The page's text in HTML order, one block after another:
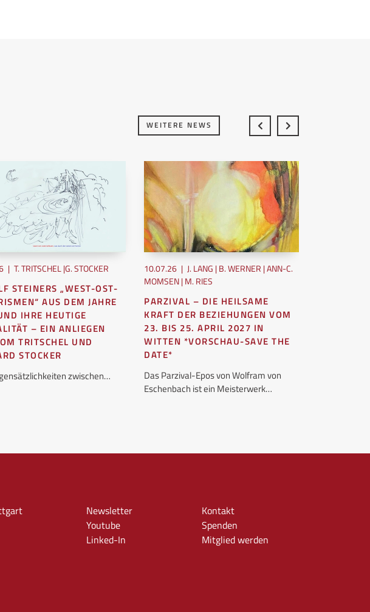
| T. TRITSCHEL |G. STOCKER
STEINERS „WEST-OST-
AUS DEM JAHRE
IHRE HEUTIGE
– EIN ANLIEGEN
TRITSCHEL UND
STOCKER
zwischen…
10.07.26 | J. LANG | B. WERNER | ANN-C.
MOMSEN | M. RIES
PARZIVAL – DIE HEILSAME
KRAFT DER BEZIEHUNGEN VOM
23. BIS 25. APRIL 2027 IN
WITTEN *VORSCHAU-SAVE THE
DATE*
Das Parzival-Epos von Wolfram von
Eschenbach ist ein Meisterwerk…
WEITERE NEWS
Newsletter
Youtube
Linked-In
Kontakt
Spenden
Mitglied werden